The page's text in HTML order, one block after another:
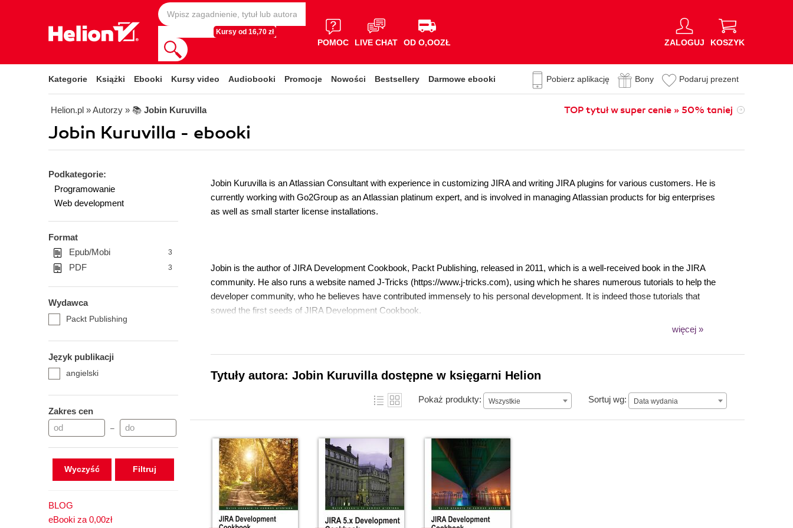
Kursy od 16,70 zł
POMOC LIVE CHAT OD O,OOZŁ ZALOGUJ KOSZYK
Kategorie Książki Ebooki Kursy video Audiobooki Promocje Nowości Bestsellery Darmowe ebooki Pobierz aplikację Bony Podaruj prezent
Helion.pl » Autorzy » 📚 Jobin Kuruvilla TOP tytuł w super cenie » 50% taniej
Jobin Kuruvilla - ebooki
Podkategorie:
Programowanie
Web development
Format
Epub/Mobi
3
PDF 3
Wydawca
Packt Publishing
Język publikacji
angielski
Zakres cen
–
Wyczyść
BLOG
eBooki za 0,00zł
Jobin Kuruvilla is an Atlassian Consultant with experience in customizing JIRA and writing JIRA plugins for various customers. He is
currently working with Go2Group as an Atlassian platinum expert, and is involved in managing Atlassian products for big enterprises
as well as small starter license installations.
Jobin is the author of JIRA Development Cookbook, Packt Publishing, released in 2011, which is a well-received book in the JIRA
community. He also runs a website named J-Tricks (https://www.j-tricks.com), using which he shares numerous tutorials to help the
developer community, who he believes have contributed immensely to his personal development. It is indeed those tutorials that
sowed the first seeds of JIRA Development Cookbook.
SOA world, he got hooked into this amazing product called JIRA, which he came across during the evaluation of a number of third-
party tools. Soon, Jobin realized the power of JIRA, and pledged to spread the word. He has been doing it ever since, and he
więcej »
Tytuły autora: Jobin Kuruvilla dostępne w księgarni Helion
Pokaż produkty: Wszystkie Sortuj wg: Data wydania
Data wydania